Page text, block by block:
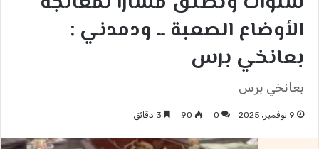
الأوضاع الصعبة ــ ودمدني :
بعانخي برس
بعانخي برس
9 نوفمبر، 2025 0
90